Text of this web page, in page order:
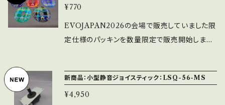
での取付となります。 ※単体重量は72.91g（通
常品31.94g）です。
¥770
EVOJAPAN2026の会場で販売していました限
定仕様のパッキンを数量限定で販売開始します。
-32関連（SC除く）、LS-62-01、LSQ-40、SELS
-70X関連 ※紫・赤・青・緑・黒の全5色ラインナ
新商品：小型静音ジョイスティック：LSQ-56-MS
¥4,950